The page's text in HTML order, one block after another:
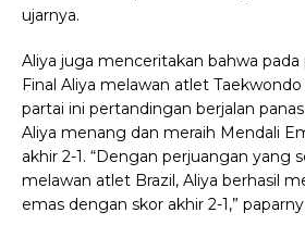
ujarnya.
Aliya juga menceritakan bahwa
Final Aliya melawan atlet Taekwondo
partai ini pertandingan berjalan
Aliya menang dan meraih Mendali
akhir 2-1. “Dengan perjuangan yang
melawan atlet Brazil, Aliya berhasil
emas dengan skor akhir 2-1,”